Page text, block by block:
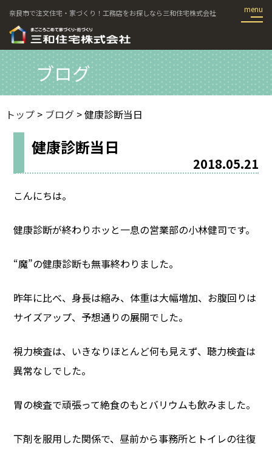
奈良市で注文住宅・家づくり！工務店をお探しなら三和住宅株式会社
ブログ
トップ> ブログ> 健康診断当日
健康診断当日
2018.05.21
こんにちは。
健康診断が終わりホッと一息の営業部の小林健司です。
“魔”の健康診断も無事終わりました。
昨年に比べ、身長は縮み、体重は大幅増加、お腹回りは
サイズアップ、予想通りの展開でした。
視力検査は、いきなりほとんど何も見えず、聴力検査は
異常なしでした。
胃の検査で頑張って絶食のもとバリウムも飲みました。
下剤を服用した関係で、昼前から事務所とトイレの往復